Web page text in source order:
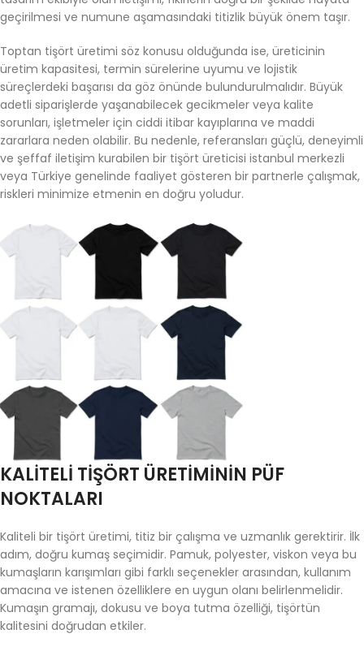
geçirilmesi ve numune aşamasındaki titizlik büyük önem taşır.
Toptan tişört üretimi söz konusu olduğunda ise, üreticinin
üretim kapasitesi, termin sürelerine uyumu ve lojistik
süreçlerdeki başarısı da göz önünde bulundurulmalıdır. Büyük
adetli siparişlerde yaşanabilecek gecikmeler veya kalite
sorunları, işletmeler için ciddi itibar kayıplarına ve maddi
zararlara neden olabilir. Bu nedenle, referansları güçlü, deneyimli
ve şeffaf iletişim kurabilen bir tişört üreticisi istanbul merkezli
veya Türkiye genelinde faaliyet gösteren bir partnerle çalışmak,
riskleri minimize etmenin en doğru yoludur.
KALITELI TIŞÖRT ÜRETIMININ PÜF
NOKTALARI
Kaliteli bir tişört üretimi, titiz bir çalışma ve uzmanlık gerektirir. İlk
adım, doğru kumaş seçimidir. Pamuk, polyester, viskon veya bu
kumaşların karışımları gibi farklı seçenekler arasından, kullanım
amacına ve istenen özelliklere en uygun olanı belirlenmelidir.
Kumaşın gramajı, dokusu ve boya tutma özelliği, tişörtün
kalitesini doğrudan etkiler.